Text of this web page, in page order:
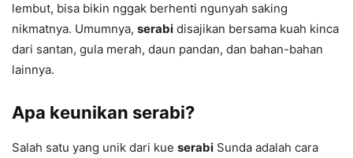
lembut, bisa bikin nggak berhenti ngunyah saking
nikmatnya. Umumnya, serabi disajikan bersama kuah kinca
dari santan, gula merah, daun pandan, dan bahan-bahan
lainnya.
Apa keunikan serabi?
Salah satu yang unik dari kue serabi Sunda adalah cara